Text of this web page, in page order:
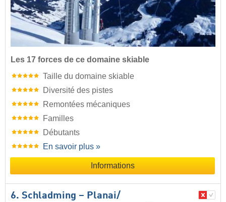
Les 17 forces de ce domaine skiable
Taille du domaine skiable
Diversité des pistes
Remontées mécaniques
Familles
Débutants
En savoir plus »
Informations
6. Schladming – Planai/​